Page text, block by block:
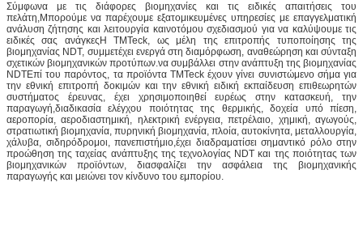
Σύμφωνα με τις διάφορες βιομηχανίες και τις ειδικές απαιτήσεις του
πελάτη,Μπορούμε να παρέχουμε εξατομικευμένες υπηρεσίες με επαγγελματική
ανάλυση ζήτησης και λειτουργία καινοτόμου σχεδιασμού για να καλύψουμε τις
ειδικές σας ανάγκεςΗ TMTeck, ως μέλη της επιτροπής τυποποίησης της
βιομηχανίας NDT, συμμετέχει ενεργά στη διαμόρφωση, αναθεώρηση και σύνταξη
σχετικών βιομηχανικών προτύπων.να συμβάλλει στην ανάπτυξη της βιομηχανίας
NDTΕπί του παρόντος, τα προϊόντα TMTeck έχουν γίνει συνιστώμενο σήμα για
την εθνική επιτροπή δοκιμών και την εθνική ειδική εκπαίδευση επιθεωρητών
συστήματος έρευνας, έχει χρησιμοποιηθεί ευρέως στην κατασκευή, την
παραγωγή,διαδικασία ελέγχου ποιότητας της θερμικής, δοχεία υπό πίεση,
αεροπορία, αεροδιαστημική, ηλεκτρική ενέργεια, πετρέλαιο, χημική, αγωγούς,
στρατιωτική βιομηχανία, πυρηνική βιομηχανία, πλοία, αυτοκίνητα, μεταλλουργία,
χάλυβα, σιδηρόδρομοι, πανεπιστήμιο,έχει διαδραματίσει σημαντικό ρόλο στην
προώθηση της ταχείας ανάπτυξης της τεχνολογίας NDT και της ποιότητας των
βιομηχανικών προϊόντων, διασφαλίζει την ασφάλεια της βιομηχανικής
παραγωγής και μειώνει τον κίνδυνο του εμπορίου.